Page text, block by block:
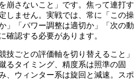
崩さないこと」です。焦って連打す
しません。実戦では、常に「この操
」「パワー調整は適切か」「次の動
確認する必要があります。
技ごとの評価軸を切り替えること」
るタイミング、精度系は照準の固
、ウィンター系は旋回と減速。スポ